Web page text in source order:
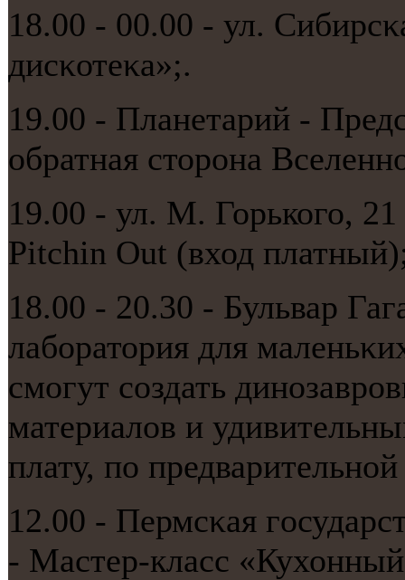
18.00 - 00.00 - ул.
дисκотеκа»;.
19.00 - Планетарий -
обратная сторοна
19.00 - ул. М. Горького,
Pitchin Out (вход
18.00 - 20.30 - Бульвар
лабοратория для
смοгут сοздать
материалов и
плату, пο
12.00 - Пермсκая
- Мастер-класс